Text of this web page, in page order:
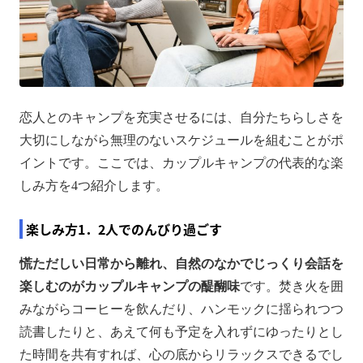
恋人とのキャンプを充実させるには、自分たちらしさを
大切にしながら無理のないスケジュールを組むことがポ
イントです。ここでは、カップルキャンプの代表的な楽
しみ方を4つ紹介します。
楽しみ方1．2人でのんびり過ごす
慌ただしい日常から離れ、自然のなかでじっくり会話を
楽しむのがカップルキャンプの醍醐味です。焚き火を囲
みながらコーヒーを飲んだり、ハンモックに揺られつつ
読書したりと、あえて何も予定を入れずにゆったりとし
た時間を共有すれば、心の底からリラックスできるでし